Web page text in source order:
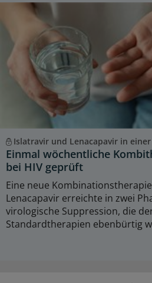
Islatravir und Lenacapavir in
Einmal wöchentliche
bei HIV geprüft
Eine neue
Lenacapavir erreichte in zwei
virologische Suppression, die
Standardtherapien ebenbürtig